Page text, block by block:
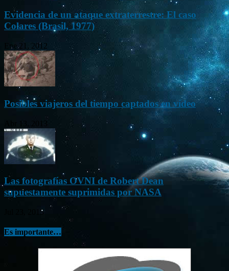
Evidencia de un ataque extraterrestre: El caso
Colares (Brasil, 1977)
Ene 21, 2012
Posibles viajeros del tiempo captados en vídeo
Las fotografías OVNI de Robert Dean
supuestamente suprimidas por NASA
Jul 23, 2015
Es importante…